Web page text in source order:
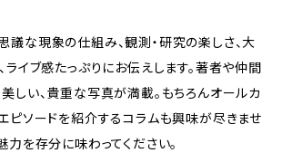
議な現象の仕組み、観測・研究の楽しさ、大
ライブ感たっぷりにお伝えします。著者や仲間
しい、貴重な写真が満載。もちろんオールカ
ピソードを紹介するコラムも興味が尽きませ
力を存分に味わってください。